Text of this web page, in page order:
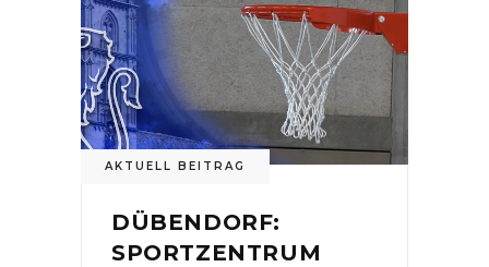
AKTUELL BEITRAG
DÜBENDORF:
SPORTZENTRUM